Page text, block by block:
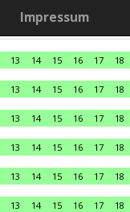
Impressum
13 14 15 16 17 18
13 14 15 16 17 18
13 14 15 16 17 18
13 14 15 16 17 18
13 14 15 16 17 18
13 14 15 16 17 18